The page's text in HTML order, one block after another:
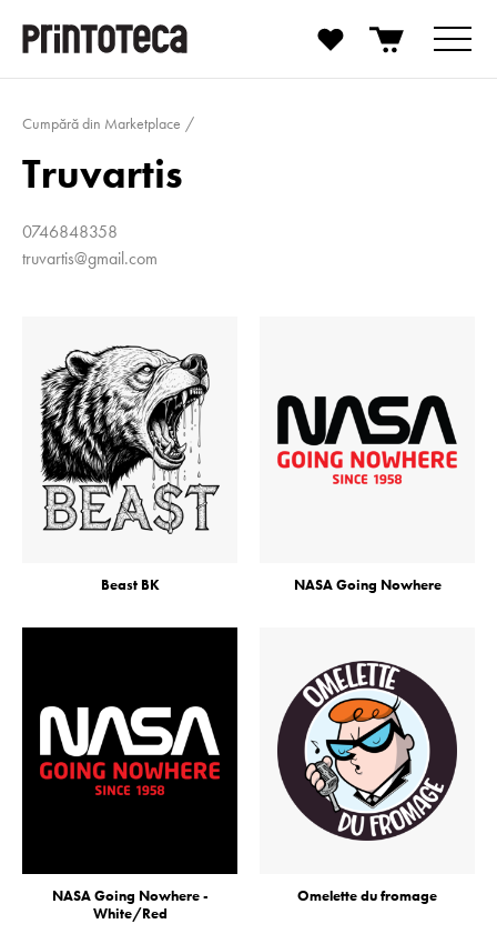
Cumpără din Marketplace
Truvartis
0746848358
truvartis@gmail.com
Beast BK NASA Going Nowhere
NASA Going Nowhere -
White/Red
Omelette du fromage